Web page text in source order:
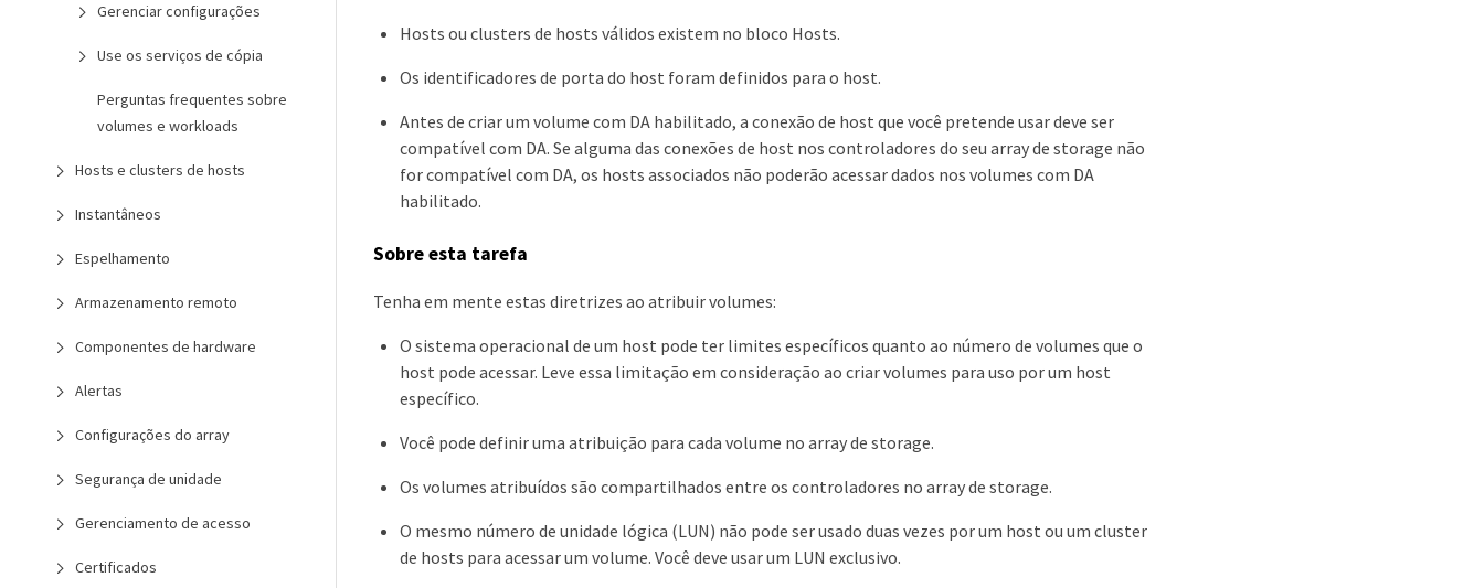
Gerenciar configurações
Use os serviços de cópia
Perguntas frequentes sobre
volumes e workloads
Hosts e clusters de hosts
Instantâneos
Espelhamento
Armazenamento remoto
Componentes de hardware
Alertas
Configurações do array
Segurança de unidade
Gerenciamento de acesso
Certificados
Hosts ou clusters de hosts válidos existem no bloco Hosts.
Os identificadores de porta do host foram definidos para o host.
Antes de criar um volume com DA habilitado, a conexão de host que você pretende usar deve ser
compatível com DA. Se alguma das conexões de host nos controladores do seu array de storage não
for compatível com DA, os hosts associados não poderão acessar dados nos volumes com DA
habilitado.
Sobre esta tarefa
Tenha em mente estas diretrizes ao atribuir volumes:
O sistema operacional de um host pode ter limites específicos quanto ao número de volumes que o
host pode acessar. Leve essa limitação em consideração ao criar volumes para uso por um host
específico.
Você pode definir uma atribuição para cada volume no array de storage.
Os volumes atribuídos são compartilhados entre os controladores no array de storage.
O mesmo número de unidade lógica (LUN) não pode ser usado duas vezes por um host ou um cluster
de hosts para acessar um volume. Você deve usar um LUN exclusivo.